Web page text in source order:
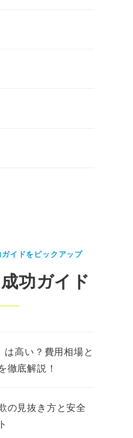
イドをピックアップ
功ガイド
は高い？費用相場と
徹底解説！
の見抜き方と安全